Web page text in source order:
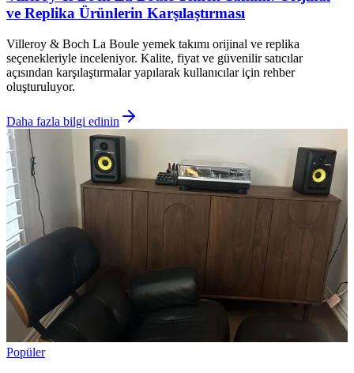
ve Replika Ürünlerin Karşılaştırması
Villeroy & Boch La Boule yemek takımı orijinal ve replika
seçenekleriyle inceleniyor. Kalite, fiyat ve güvenilir satıcılar
açısından karşılaştırmalar yapılarak kullanıcılar için rehber
oluşturuluyor.
Daha fazla bilgi edinin
Popüler